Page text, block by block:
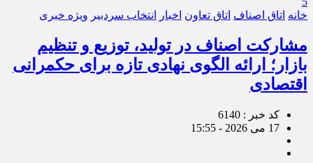
خانه اتاق اصناف اتاق تعاون اخبار انتخاب سردبیر ویژه خبری
مشارکت اصناف در تولید، توزیع و تنظیم
بازار؛ ارائه الگوی نهادی تازه برای حکمرانی
اقتصادی
کد خبر : 6140
17 می 2026 - 15:55